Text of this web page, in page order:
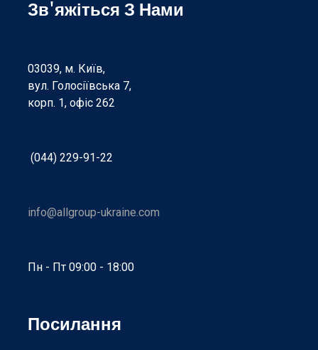
Зв'яжіться З Нами
03039, м. Київ,
вул. Голосіївська 7,
корп. 1, офіс 262
(044) 229-91-22
info@allgroup-ukraine.com
Пн - Пт 09:00 - 18:00
Посилання